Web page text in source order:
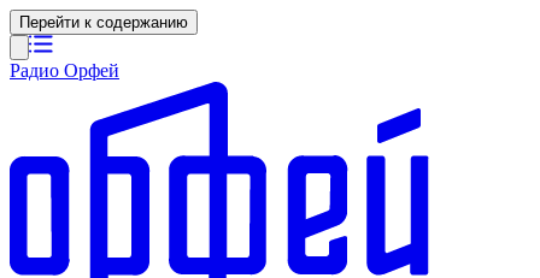
Перейти к содержанию
Радио Орфей